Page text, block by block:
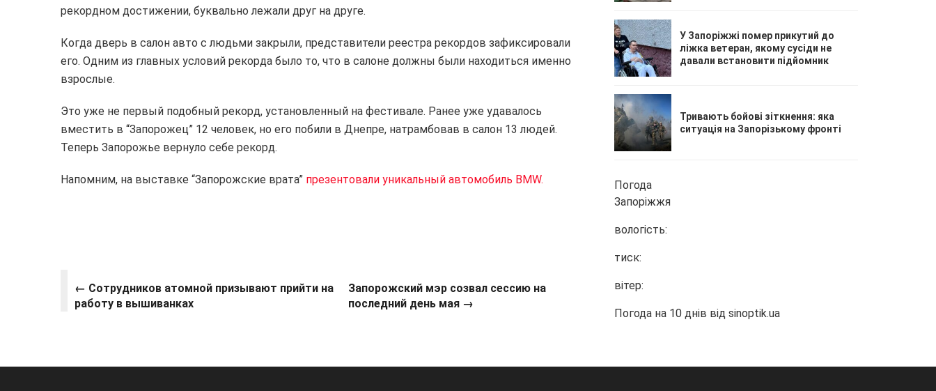
рекордном достижении, буквально лежали друг на друге.
Когда дверь в салон авто с людьми закрыли, представители реестра рекордов зафиксировали
его. Одним из главных условий рекорда было то, что в салоне должны были находиться именно
взрослые.
Это уже не первый подобный рекорд, установленный на фестивале. Ранее уже удавалось
вместить в “Запорожец” 12 человек, но его побили в Днепре, натрамбовав в салон 13 людей.
Теперь Запорожье вернуло себе рекорд.
Напомним, на выставке “Запорожские врата” презентовали уникальный автомобиль BMW.
← Сотрудников атомной призывают прийти на
работу в вышиванках
Запорожский мэр созвал сессию на
последний день мая →
У Запоріжжі помер прикутий до
ліжка ветеран, якому сусіди не
давали встановити підйомник
Тривають бойові зіткнення: яка
ситуація на Запорізькому фронті
Погода
Запоріжжя
вологість:
тиск:
вітер:
Погода на 10 днів від sinoptik.ua